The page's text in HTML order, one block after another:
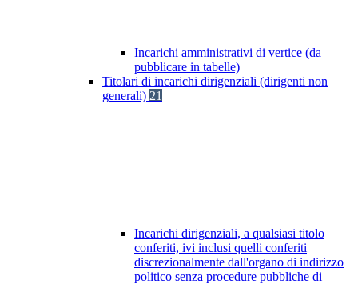
Incarichi amministrativi di vertice (da
pubblicare in tabelle)
Titolari di incarichi dirigenziali (dirigenti non
generali) 21
Incarichi dirigenziali, a qualsiasi titolo
conferiti, ivi inclusi quelli conferiti
discrezionalmente dall'organo di indirizzo
politico senza procedure pubbliche di